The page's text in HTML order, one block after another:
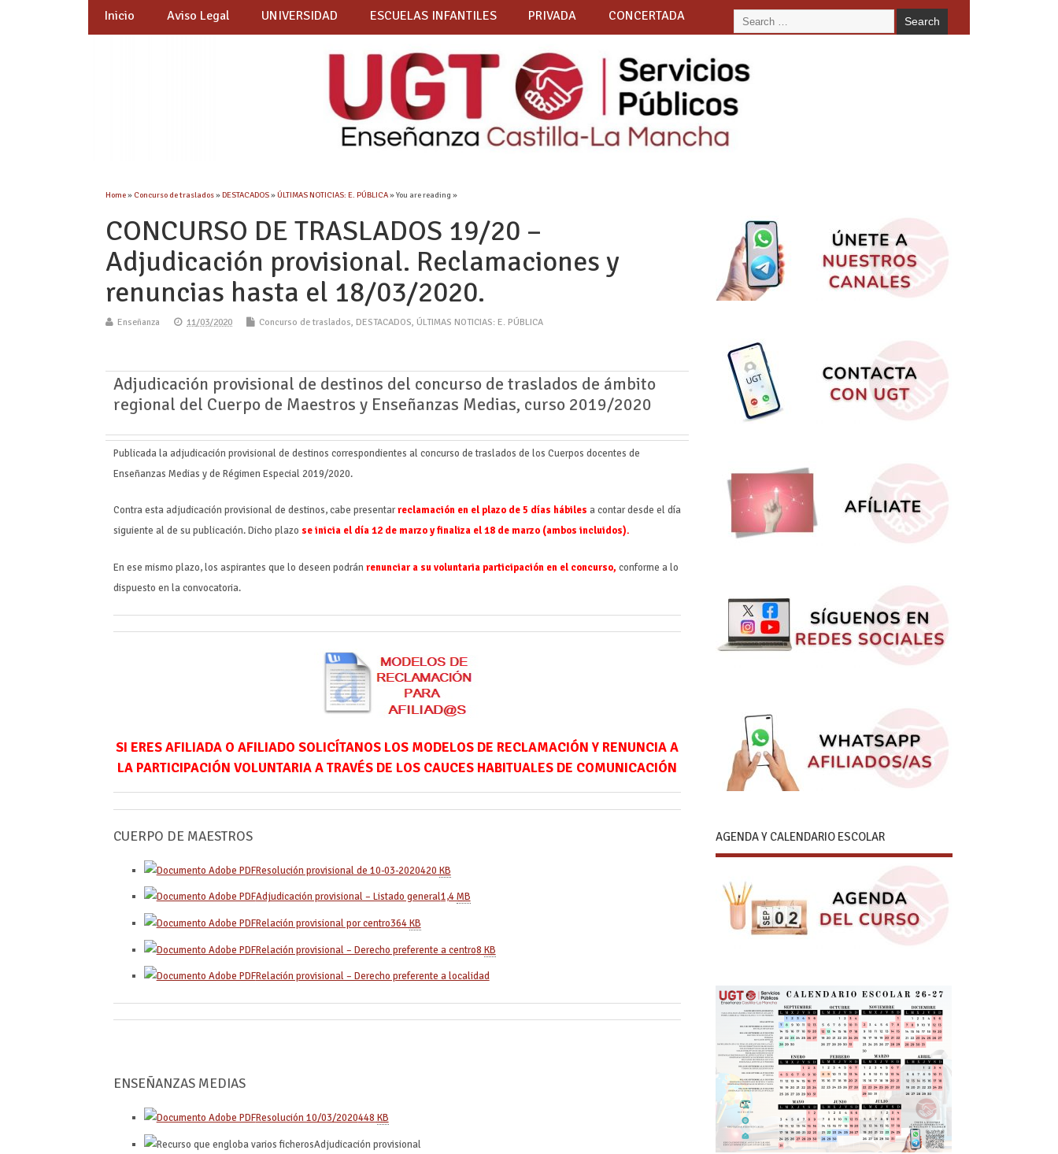
Inicio Aviso Legal UNIVERSIDAD ESCUELAS INFANTILES PRIVADA CONCERTADA
Home» Concurso de traslados»DESTACADOS»ÚLTIMAS NOTICIAS: E. PÚBLICA» You are reading »
CONCURSO DE TRASLADOS 19/20 –
Adjudicación provisional. Reclamaciones y
renuncias hasta el 18/03/2020.
Enseñanza 11/03/2020 Concurso de traslados, DESTACADOS, ÚLTIMAS NOTICIAS: E. PÚBLICA
Adjudicación provisional de destinos del concurso de traslados de ámbito
regional del Cuerpo de Maestros y Enseñanzas Medias, curso 2019/2020
Publicada la adjudicación provisional de destinos correspondientes al concurso de traslados de los Cuerpos docentes de
Enseñanzas Medias y de Régimen Especial 2019/2020.
Contra esta adjudicación provisional de destinos, cabe presentarreclamación en el plazo de 5 días hábiles a contar desde el día
siguiente al de su publicación. Dicho plazo se inicia el día 12 de marzo y finaliza el 18 de marzo (ambos incluidos).
En ese mismo plazo, los aspirantes que lo deseen podránrenunciar a su voluntaria participación en el concurso, conforme a lo
dispuesto en la convocatoria.
SI ERES AFILIADA O AFILIADO SOLICÍTANOS LOS MODELOS DE RECLAMACIÓN Y RENUNCIA A
LA PARTICIPACIÓN VOLUNTARIA A TRAVÉS DE LOS CAUCES HABITUALES DE COMUNICACIÓN
CUERPO DE MAESTROS
Resolución provisional de 10-03-2020420 KB
Adjudicación provisional – Listado general1,4MB
Relación provisional por centro364KB
Relación provisional – Derecho preferente a centro8 KB
Relación provisional – Derecho preferente a localidad
ENSEÑANZAS MEDIAS
Resolución 10/03/2020448 KB
Adjudicación provisional
AGENDA Y CALENDARIO ESCOLAR